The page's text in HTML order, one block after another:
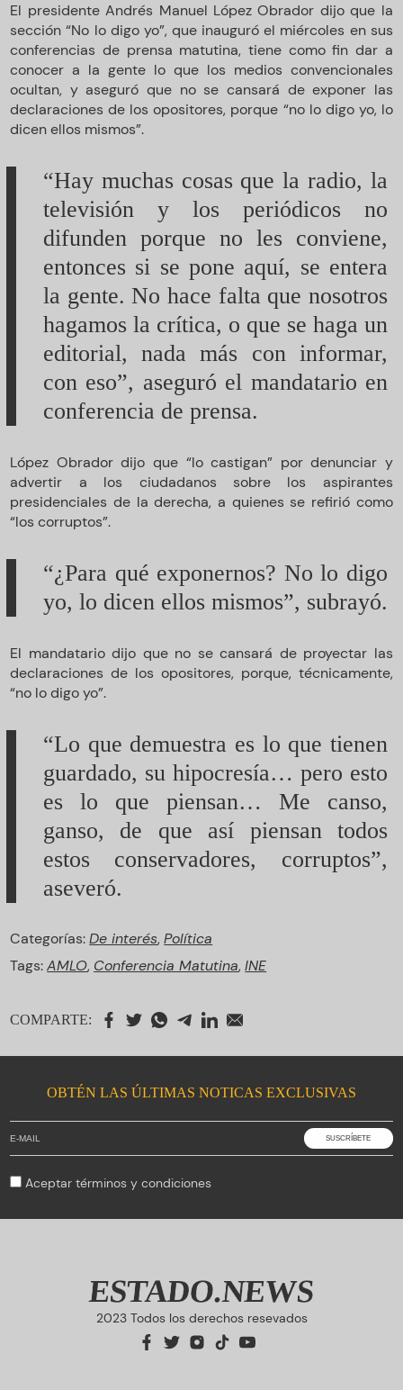
El presidente Andrés Manuel López Obrador dijo que la
sección “No lo digo yo”, que inauguró el miércoles en sus
conferencias de prensa matutina, tiene como fin dar a
conocer a la gente lo que los medios convencionales
ocultan, y aseguró que no se cansará de exponer las
declaraciones de los opositores, porque “no lo digo yo, lo
dicen ellos mismos”.
“Hay muchas cosas que la radio, la
televisión y los periódicos no
difunden porque no les conviene,
entonces si se pone aquí, se entera
la gente. No hace falta que nosotros
hagamos la crítica, o que se haga un
editorial, nada más con informar,
con eso”, aseguró el mandatario en
conferencia de prensa.
López Obrador dijo que “lo castigan” por denunciar y
advertir a los ciudadanos sobre los aspirantes
presidenciales de la derecha, a quienes se refirió como
“los corruptos”.
“¿Para qué exponernos? No lo digo
yo, lo dicen ellos mismos”, subrayó.
El mandatario dijo que no se cansará de proyectar las
declaraciones de los opositores, porque, técnicamente,
“no lo digo yo”.
“Lo que demuestra es lo que tienen
guardado, su hipocresía… pero esto
es lo que piensan… Me canso,
ganso, de que así piensan todos
estos conservadores, corruptos”,
aseveró.
Categorías:De interés,Política
Tags:AMLO, Conferencia Matutina,INE
COMPARTE:
OBTÉN LAS ÚLTIMAS NOTICAS EXCLUSIVAS
Aceptartérminos y condiciones
ESTADO.NEWS
2023 Todos los derechos resevados